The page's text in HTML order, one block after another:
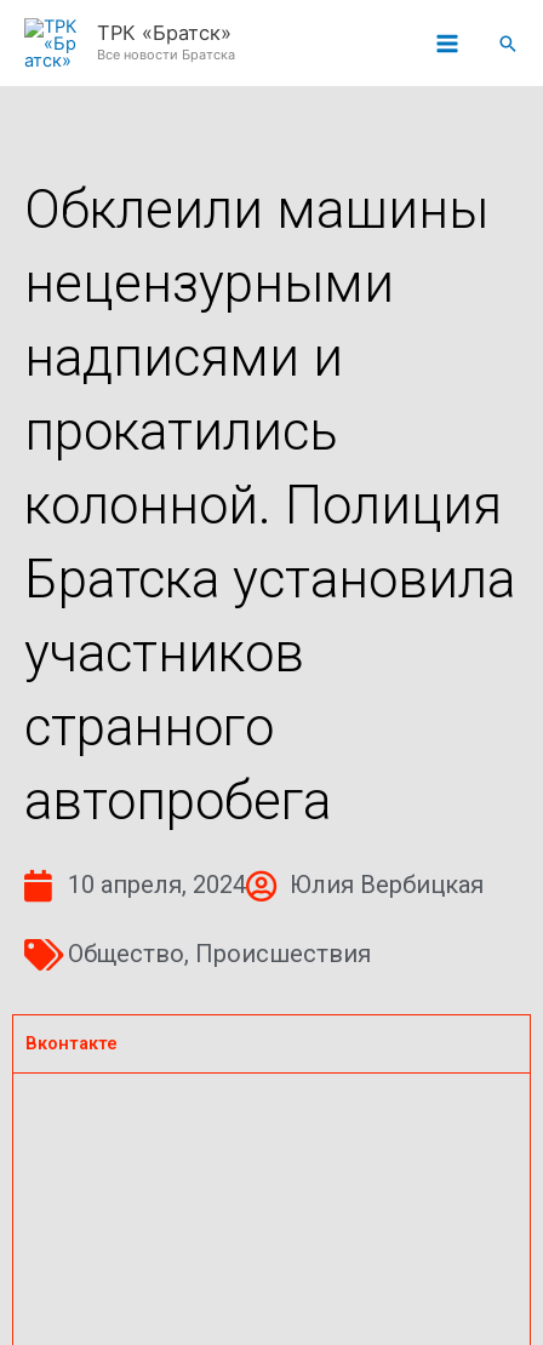
Перейти
ТРК «Братск»
Все новости Братска
Обклеили машины
нецензурными
надписями и
прокатились
колонной. Полиция
Братска установила
участников
странного
автопробега
10 апреля, 2024 Юлия Вербицкая
Общество, Происшествия
Вконтакте